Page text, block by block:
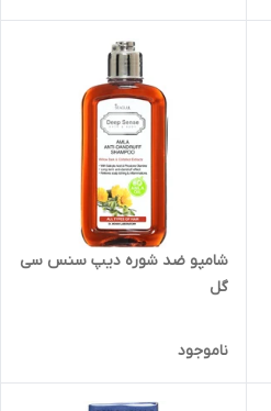
شامپو ضد شوره دیپ سنس سی
گل
ناموجود